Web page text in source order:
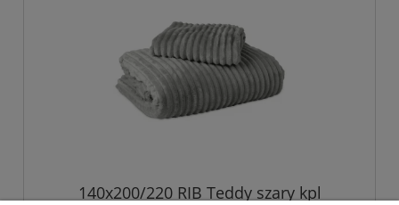
140x200/220 RIB Teddy szary kpl